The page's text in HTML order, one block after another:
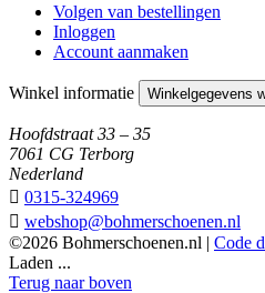
Volgen van bestellingen
Inloggen
Account aanmaken
Winkel informatie Winkelgegevens
Hoofdstraat 33 – 35
7061 CG Terborg
Nederland
 0315-324969
 webshop@bohmerschoenen.nl
©2026 Bohmerschoenen.nl | Code
Laden ...
Terug naar boven